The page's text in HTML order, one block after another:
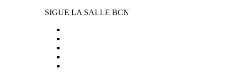
SIGUE LA SALLE BCN